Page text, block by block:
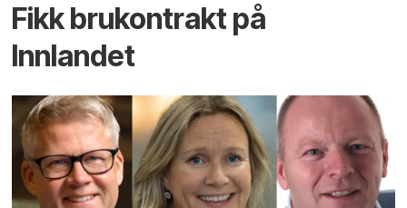
Fikk brukontrakt på
Innlandet